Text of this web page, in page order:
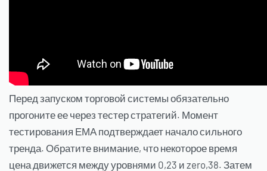
Перед запуском торговой системы обязательно
прогоните ее через тестер стратегий. Момент
тестирования ЕМА подтверждает начало сильного
тренда. Обратите внимание, что некоторое время
цена движется между уровнями 0,23 и zero,38. Затем